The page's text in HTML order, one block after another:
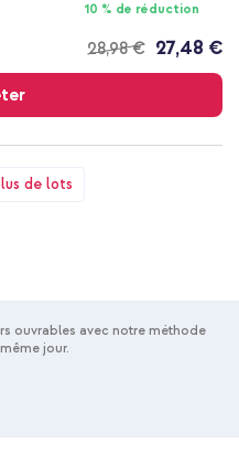
de lots
10 % de réduction
28,98 € 27,48 €
Slim Xiaomi 17 - Vert +
ouvrables avec notre méthode
jour.